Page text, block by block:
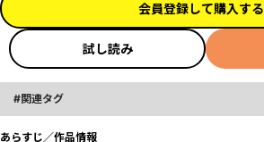
会員登録して購入する
試し読み
関連タグ
あらすじ／作品情報